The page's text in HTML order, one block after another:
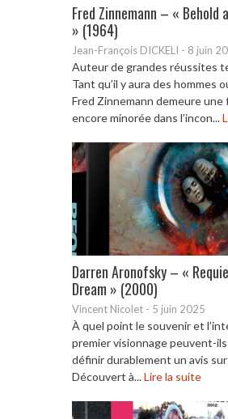
Fred Zinnemann – « Behold
» (1964)
Jean-François DICKELI - 8 juin
Auteur de grandes réussites
Tant qu’il y aura des hommes
Fred Zinnemann demeure une
encore minorée dans l’incon...
Darren Aronofsky – «
Dream » (2000)
Vincent Nicolet - 5 juin 2025
À quel point le souvenir et
premier visionnage peuvent-
définir durablement un avis sur
Découvert à...Lire la suite